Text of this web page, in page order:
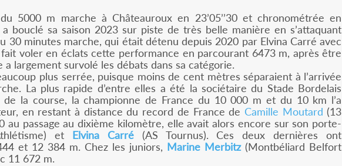
5000 m marche à Châteauroux en 23’05’’30 et chronométrée en
a bouclé sa saison 2023 sur piste de très belle manière en s’attaquant
30 minutes marche, qui était détenu depuis 2020 par Elvina Carré avec
voler en éclats cette performance en parcourant 6473 m, après être
a largement survolé les débats dans sa catégorie.
plus serrée, puisque moins de cent mètres séparaient à l’arrivée
La plus rapide d’entre elles a été la sociétaire du Stade Bordelais
de la course, la championne de France du 10 000 m et du 10 km l’a
en restant à distance du record de France de Camille Moutard (13
au passage au dixième kilomètre, elle avait alors encore sur son porte-
et Elvina Carré(AS Tournus). Ces deux dernières ont
et 12 384 m. Chez les juniors, Marine Merbitz(Montbéliard Belfort
11 672 m.